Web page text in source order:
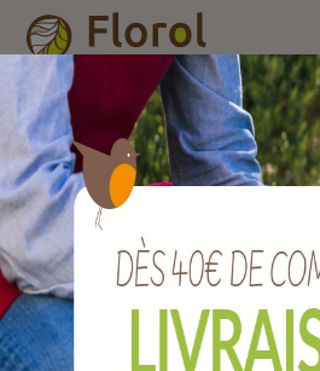
Accueil Nos produits /Outils de
polyéthylène 10 litres.